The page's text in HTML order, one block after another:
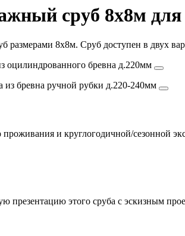
сруб 8х8м
размерами 8х8м. Сруб доступен в двух
оцилиндрованного бревна д.220мм
из бревна ручной рубки д.220-240мм
проживания и круглогодичной/сезонной
презентацию этого сруба с эскизным